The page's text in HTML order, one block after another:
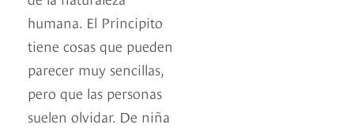
humana. El Principito
tiene cosas que pueden
parecer muy sencillas,
pero que las personas
suelen olvidar. De niña